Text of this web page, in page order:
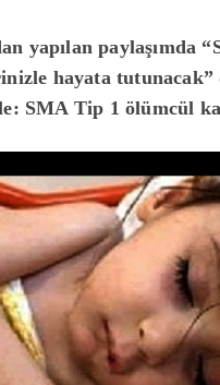
yapılan paylaşımda
hayata
SMA Tip 1 ölümcül